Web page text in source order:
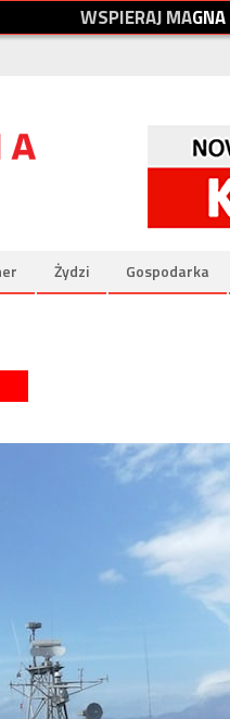
WSPIERAJMAGNA
Żydzi Gospodarka